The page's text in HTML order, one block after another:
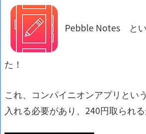
Pebble Notes と
た！
これ、コンパイニオンアプリとい
入れる必要があり、240円取られる